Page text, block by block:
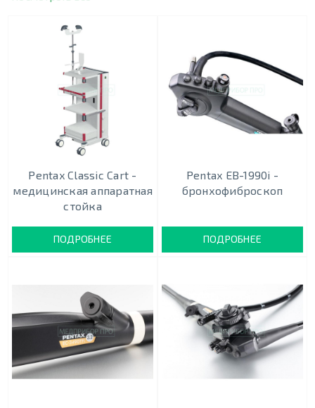
Pentax Classic Cart -
медицинская аппаратная
стойка
ПОДРОБНЕЕ
Pentax EB-1990i -
бронхофиброскоп
ПОДРОБНЕЕ